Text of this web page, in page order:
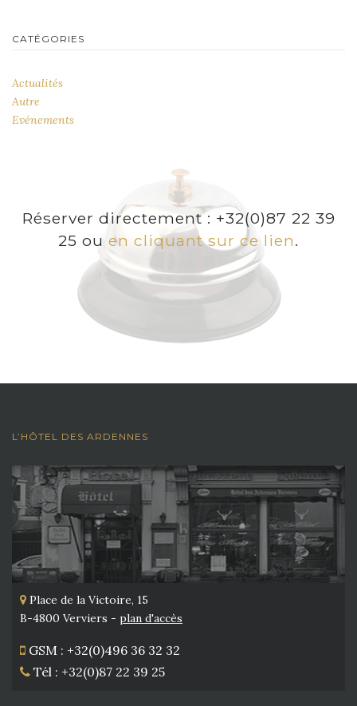
CATÉGORIES
Actualités
Autre
Evénements
Réserver directement : +32(0)87 22 39
25 ou en cliquant sur ce lien.
L’HÔTEL DES ARDENNES
Place de la Victoire, 15
B-4800 Verviers - plan d'accès
GSM : +32(0)496 36 32 32
Tél : +32(0)87 22 39 25